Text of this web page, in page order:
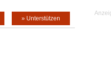
» Unterstützen